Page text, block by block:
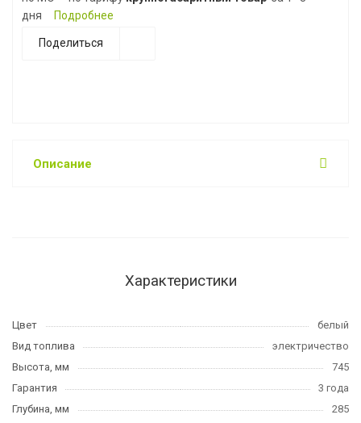
дня
Подробнее
Поделиться
Описание
Характеристики
Цвет
белый
Вид топлива
электричество
Высота, мм
745
Гарантия
3 года
Глубина, мм
285